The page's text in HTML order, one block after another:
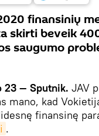
finansinių
skirti beveik
saugumo
23 — Sputnik. JAV
mano, kad
finansinę
.